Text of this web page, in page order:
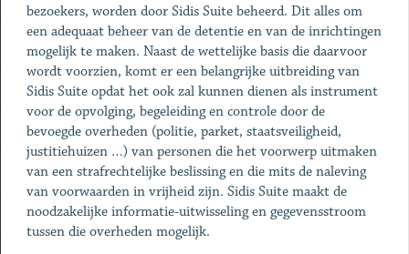
bezoekers, worden door Sidis Suite beheerd. Dit alles om
een adequaat beheer van de detentie en van de inrichtingen
mogelijk te maken. Naast de wettelijke basis die daarvoor
wordt voorzien, komt er een belangrijke uitbreiding van
Sidis Suite opdat het ook zal kunnen dienen als instrument
voor de opvolging, begeleiding en controle door de
bevoegde overheden (politie, parket, staatsveiligheid,
justitiehuizen …) van personen die het voorwerp uitmaken
van een strafrechtelijke beslissing en die mits de naleving
van voorwaarden in vrijheid zijn. Sidis Suite maakt de
noodzakelijke informatie-uitwisseling en gegevensstroom
tussen die overheden mogelijk.